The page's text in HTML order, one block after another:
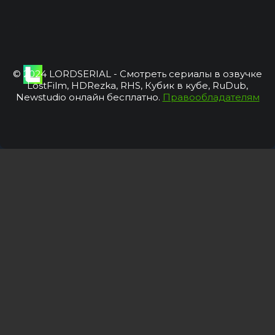
© 2024 LORDSERIAL - Смотреть сериалы в озвучке
LostFilm, HDRezka, RHS, Кубик в кубе, RuDub,
Newstudio онлайн бесплатно. Правообладателям